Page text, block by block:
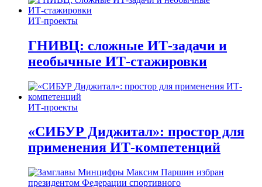
ИТ-проекты
ГНИВЦ: сложные ИТ‑задачи и
необычные ИТ‑стажировки
ИТ-проекты
«СИБУР Диджитал»: простор для
применения ИТ-компетенций